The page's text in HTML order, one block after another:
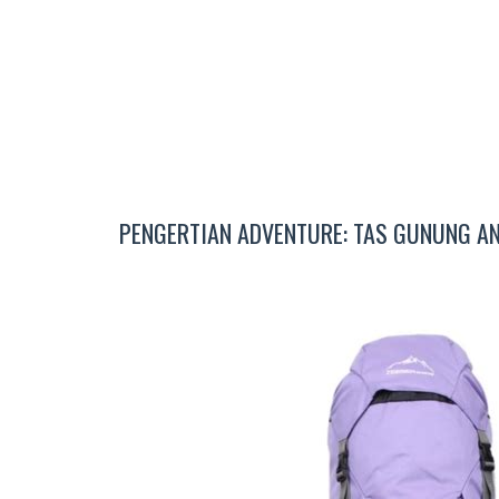
PENGERTIAN ADVENTURE: TAS GUNUNG